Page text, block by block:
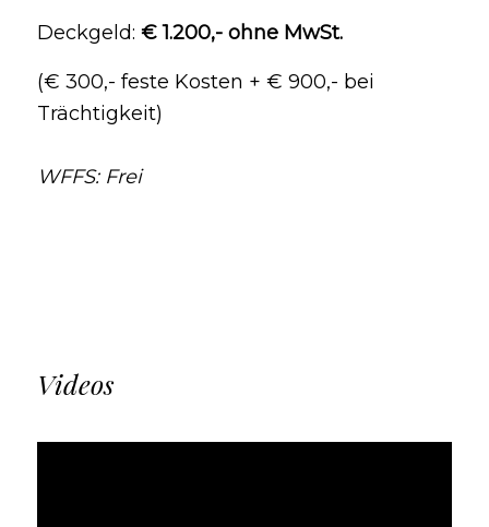
Deckgeld: € 1.200,- ohne MwSt.
(€ 300,- feste Kosten + € 900,- bei
Trächtigkeit)
WFFS: Frei
Videos